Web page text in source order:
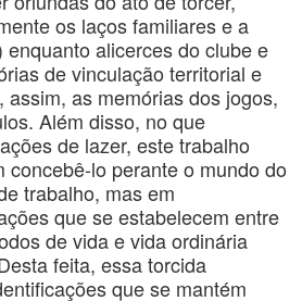
os laços familiares e a
alicerces do clube e
de vinculação territorial e
assim, as memórias dos jogos,
Além disso, no que
de lazer, este trabalho
concebê-lo perante o mundo do
trabalho, mas em
que se estabelecem entre
de vida e vida ordinária
feita, essa torcida
que se mantém